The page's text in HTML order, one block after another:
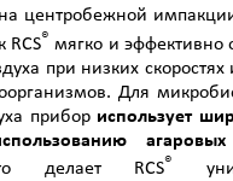
центробежной
RCS® мягко и эффективно
при низких
Для
прибор использует
делает RCS®